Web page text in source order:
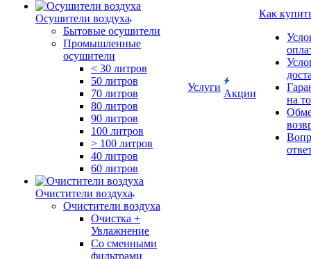
Осушители воздуха
Бытовые осушители
Промышленные
осушители
< 30 литров
50 литров
70 литров
80 литров
90 литров
100 литров
> 100 литров
40 литров
60 литров
Очистители воздуха
Очистители воздуха
Очистка +
Увлажнение
Cо сменными
фильтрами
Услуги
Акции
Как
на